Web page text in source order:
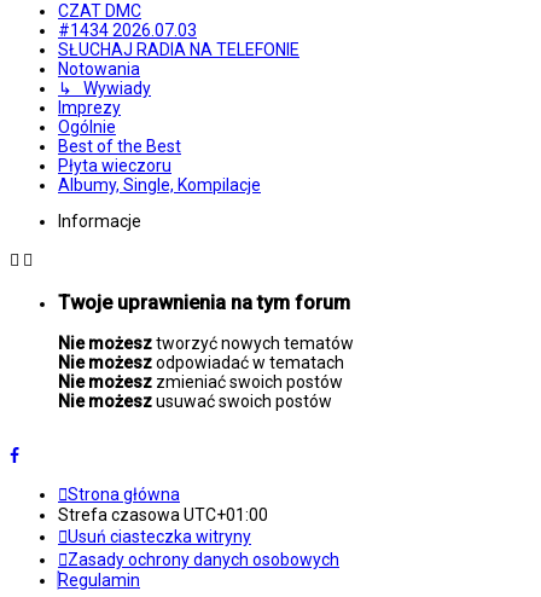
CZAT DMC
#1434 2026.07.03
SŁUCHAJ RADIA NA TELEFONIE
Notowania
↳ Wywiady
Imprezy
Ogólnie
Best of the Best
Płyta wieczoru
Albumy, Single, Kompilacje
Informacje
Twoje uprawnienia na tym forum
Nie możesztworzyć nowych tematów
Nie możeszodpowiadać w tematach
Nie możesz zmieniać swoich postów
Nie możeszusuwać swoich postów
Strona główna
Strefa czasowa UTC+01:00
Usuń ciasteczka witryny
Zasady ochrony danych osobowych
Regulamin